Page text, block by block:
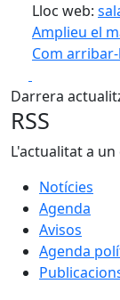
Lloc web:
Amplieu el
Com
+
−
Darrera
RSS
L'actualitat a un
Notícies
Agenda
Avisos
Agenda